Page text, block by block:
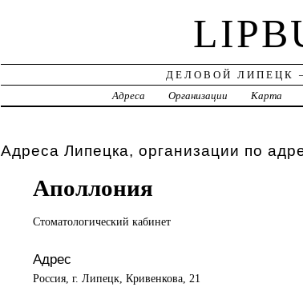
ДЕЛОВОЙ ЛИПЕЦК
Адреса
Организации Карта
Адреса Липецка, организации по
Аполлония
Стоматологический кабинет
Адрес
Россия, г. Липецк, Кривенкова, 21